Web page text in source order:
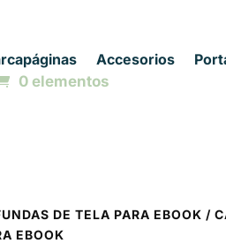
Accesorios
0 elementos
DE TELA PARA EBOOK /
EBOOK